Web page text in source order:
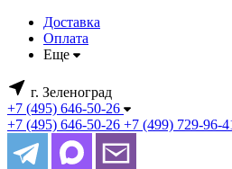
Доставка
Оплата
Еще
г. Зеленоград
+7 (495) 646-50-26
+7 (495) 646-50-26 +7 (499) 729-96-